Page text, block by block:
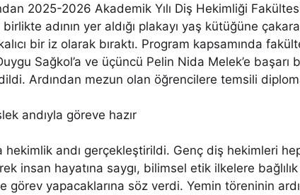
2025-2026 Akademik Yılı Diş Hekimliği
adının yer aldığı plakayı yaş kütüğüne
bir iz olarak bıraktı. Program kapsamında
Sağkol’a ve üçüncü Pelin Nida Melek’e başarı
Ardından mezun olan öğrencilere temsili
andıyla göreve hazır
hekimlik andı gerçekleştirildi. Genç diş hekimleri
insan hayatına saygı, bilimsel etik ilkelere
görev yapacaklarına söz verdi. Yemin töreninin